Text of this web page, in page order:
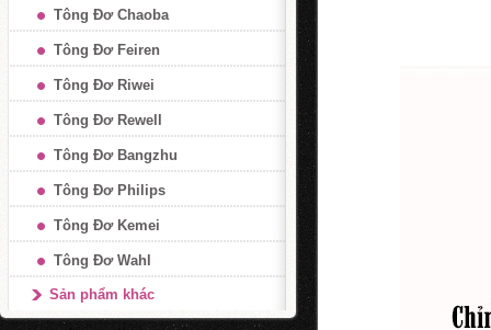
Tông Đơ Chaoba
Tông Đơ Feiren
Tông Đơ Riwei
Tông Đơ Rewell
Tông Đơ Bangzhu
Tông Đơ Philips
Tông Đơ Kemei
Tông Đơ Wahl
Sản phẩm khác